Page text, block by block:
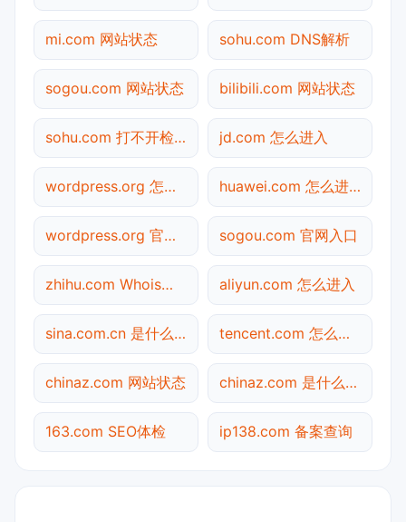
mi.com 网站状态 sohu.com DNS解析
sogou.com 网站状态 bilibili.com 网站状态
sohu.com 打不开检测 jd.com 怎么进入
wordpress.org 怎么进入 huawei.com 怎么进入
wordpress.org 官网入口 sogou.com 官网入口
zhihu.com Whois查询 aliyun.com 怎么进入
sina.com.cn 是什么网站 tencent.com 怎么进入
chinaz.com 网站状态 chinaz.com 是什么网站
163.com SEO体检 ip138.com 备案查询